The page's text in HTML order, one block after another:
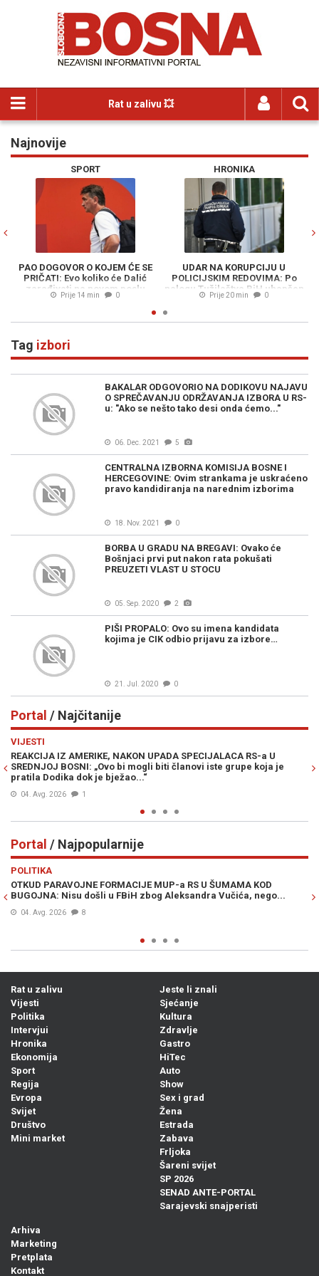
Rat u zalivu 💥
Najnovije
SPORT
PAO DOGOVOR O KOJEM ĆE SE
PRIČATI: Evo koliko će Dalić
zarađivati na novom poslu
Prije 14 min 0
HRONIKA
UDAR NA KORUPCIJU U
POLICIJSKIM REDOVIMA: Po
nalogu Tužilaštva BiH uhapšen
pripadnik Granične policije
Prije 20 min 0
Tag izbori
BAKALAR ODGOVORIO NA DODIKOVU NAJAVU
O SPREČAVANJU ODRŽAVANJA IZBORA U RS-
u: "Ako se nešto tako desi onda ćemo..."
06. Dec. 2021 5
CENTRALNA IZBORNA KOMISIJA BOSNE I
HERCEGOVINE: Ovim strankama je uskraćeno
pravo kandidiranja na narednim izborima
18. Nov. 2021 0
BORBA U GRADU NA BREGAVI: Ovako će
Bošnjaci prvi put nakon rata pokušati
PREUZETI VLAST U STOCU
05. Sep. 2020 2
PIŠI PROPALO: Ovo su imena kandidata
kojima je CIK odbio prijavu za izbore…
21. Jul. 2020 0
Portal / Najčitanije
VIJESTI
REAKCIJA IZ AMERIKE, NAKON UPADA SPECIJALACA RS-a U
SREDNJOJ BOSNI: „Ovo bi mogli biti članovi iste grupe koja je
pratila Dodika dok je bježao...“
04. Avg. 2026 1
Portal / Najpopularnije
POLITIKA
OTKUD PARAVOJNE FORMACIJE MUP-a RS U ŠUMAMA KOD
BUGOJNA: Nisu došli u FBiH zbog Aleksandra Vučića, nego...
04. Avg. 2026 8
Rat u zalivu
Vijesti
Politika
Intervjui
Hronika
Ekonomija
Sport
Regija
Evropa
Svijet
Društvo
Mini market
Jeste li znali
Sjećanje
Kultura
Zdravlje
Gastro
HiTec
Auto
Show
Sex i grad
Žena
Estrada
Zabava
Frljoka
Šareni svijet
SP 2026
SENAD ANTE-PORTAL
Sarajevski snajperisti
Arhiva
Marketing
Pretplata
Kontakt